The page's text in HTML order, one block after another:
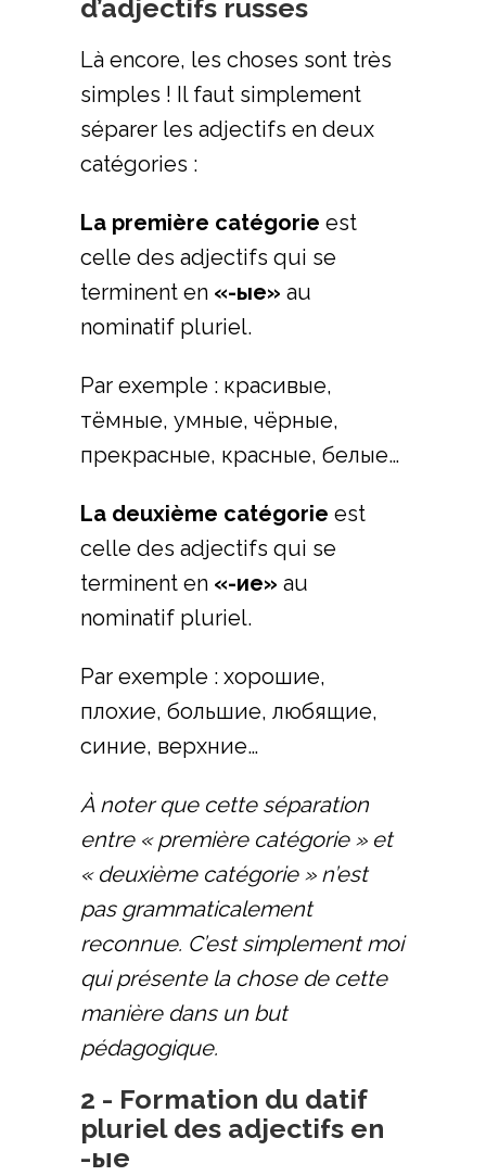
d’adjectifs russes
Là encore, les choses sont très
simples ! Il faut simplement
séparer les adjectifs en deux
catégories :
La première catégorie est
celle des adjectifs qui se
terminent en «-ые» au
nominatif pluriel.
Par exemple : красивые,
тёмные, умные, чёрные,
прекрасные, красные, белые…
La deuxième catégorie est
celle des adjectifs qui se
terminent en «-ие» au
nominatif pluriel.
Par exemple : хорошие,
плохие, большие, любящие,
синие, верхние…
À noter que cette séparation
entre « première catégorie » et
« deuxième catégorie » n’est
pas grammaticalement
reconnue. C’est simplement moi
qui présente la chose de cette
manière dans un but
pédagogique.
2 - Formation du datif
pluriel des adjectifs en
-ые